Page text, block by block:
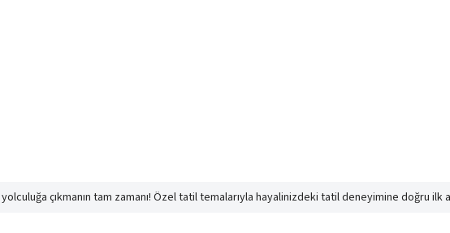
çıkmanın tam zamanı! Özel tatil temalarıyla hayalinizdeki tatil deneyimine doğru ilk